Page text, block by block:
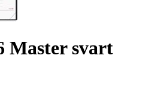
Master svart